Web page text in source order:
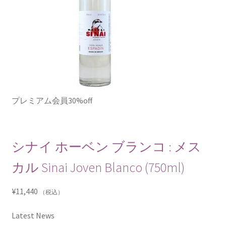
プレミアム会員30%off
シナイ ホーベン ブランコ : メス
カル Sinai Joven Blanco (750ml)
¥11,440 （税込）
Latest News